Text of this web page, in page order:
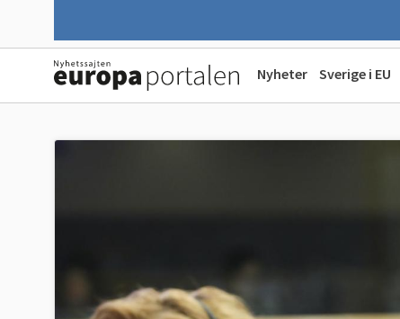
Nyheter Sverige i EU